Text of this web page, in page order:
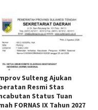
Sulteng Ajukan
Resmi Stas
Status Tuan
FORNAS IX Tahun 2027